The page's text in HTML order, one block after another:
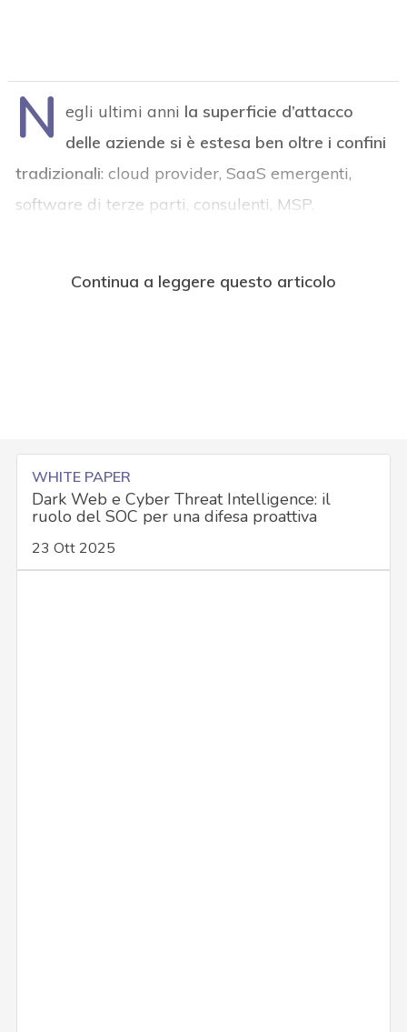
N egli ultimi anni la superficie d’attacco
delle aziende si è estesa ben oltre i confini
tradizionali: cloud provider, SaaS emergenti,
software di terze parti, consulenti, MSP.
Continua a leggere questo articolo
WHITE PAPER
Dark Web e Cyber Threat Intelligence: il
ruolo del SOC per una difesa proattiva
23 Ott 2025